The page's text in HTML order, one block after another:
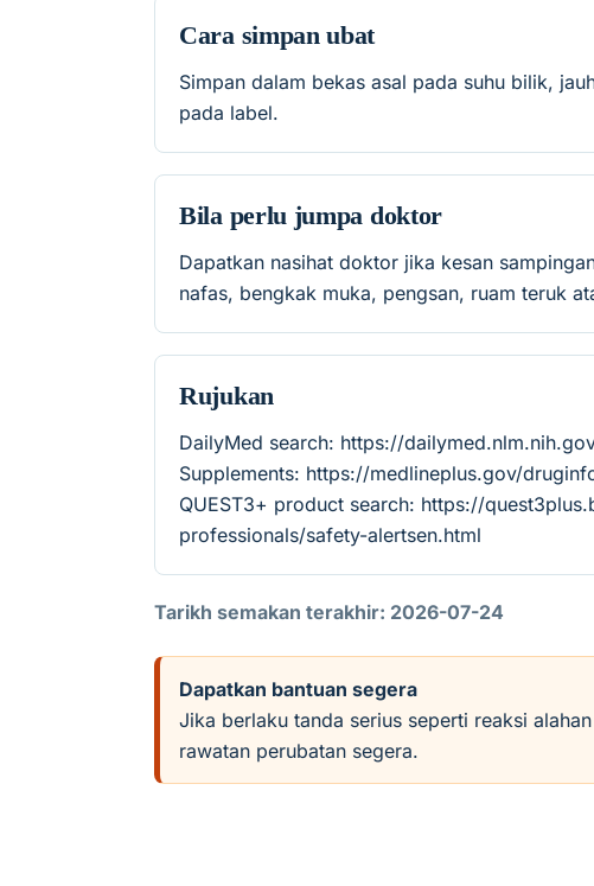
Cara simpan ubat
Simpan dalam bekas asal pada suhu bilik,
pada label.
Bila perlu jumpa doktor
Dapatkan nasihat doktor jika kesan
nafas, bengkak muka, pengsan, ruam teruk
Rujukan
DailyMed search: https://
Supplements: https://medlineplus.gov/
QUEST3+ product search: https://
professionals/safety-alertsen.html
Tarikh semakan terakhir: 2026-07-24
Dapatkan bantuan segera
Jika berlaku tanda serius seperti reaksi
rawatan perubatan segera.